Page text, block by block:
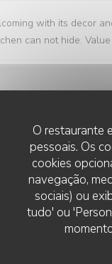
O restaurante
pessoais. Os
cookies
navegação,
sociais) ou
tudo' ou
with its decor
can not hide.
2
service au top, une
2